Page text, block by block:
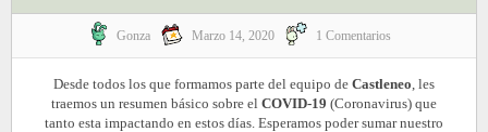
Gonza Marzo 14, 2020 1 Comentarios
Desde todos los que formamos parte del equipo de Castleneo , les
traemos un resumen básico sobre el COVID-19 (Coronavirus) que
tanto esta impactando en estos días. Esperamos poder sumar nuestro